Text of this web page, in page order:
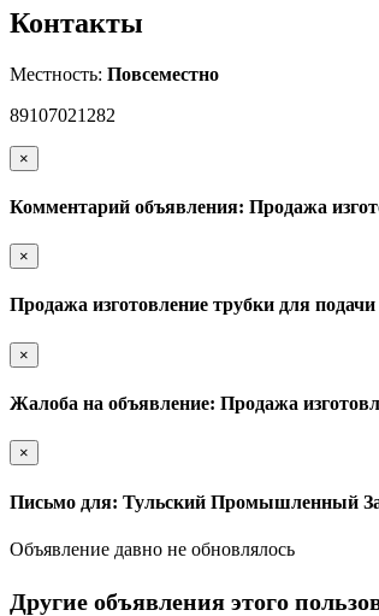
Контакты
Местность: Повсеместно
89107021282
×
Комментарий объявления: Продажа
×
Продажа изготовление трубки для
×
Жалоба на объявление: Продажа
×
Письмо для: Тульский Промышленный
Объявление давно не обновлялось
Другие объявления этого